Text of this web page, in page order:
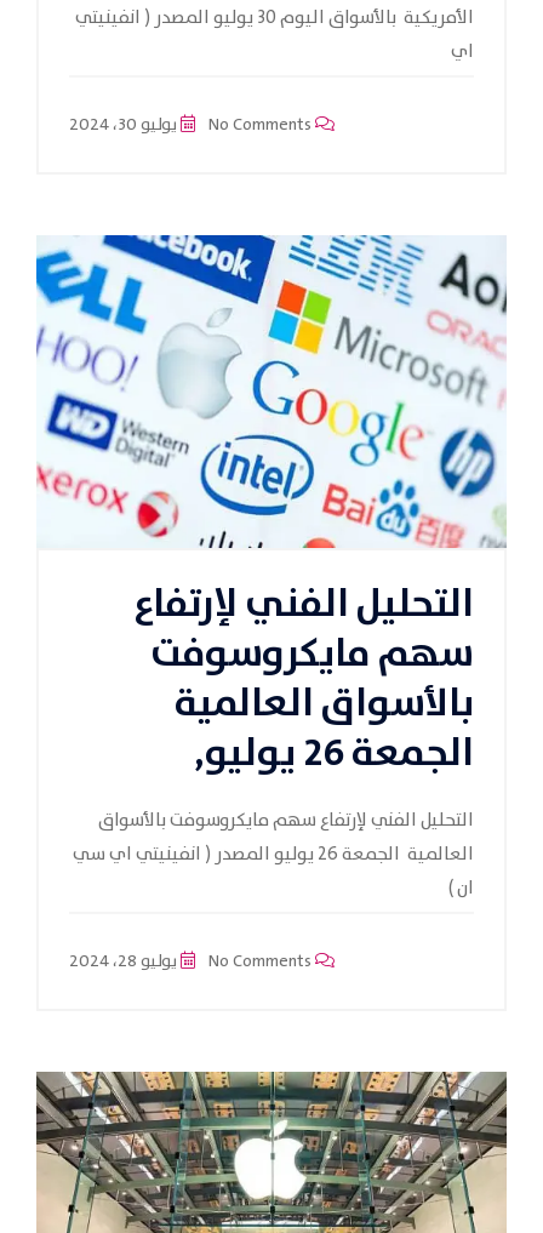
الأمريكية بالأسواق اليوم 30 يوليو المصدر ( انفينيتي
اي
يوليو 30، 2024
التحليل الفني لإرتفاع
سهم مايكروسوفت
بالأسواق العالمية
الجمعة 26 يوليو,
التحليل الفني لإرتفاع سهم مايكروسوفت بالأسواق
العالمية الجمعة 26 يوليو المصدر ( انفينيتي اي سي
ان )
يوليو 28، 2024